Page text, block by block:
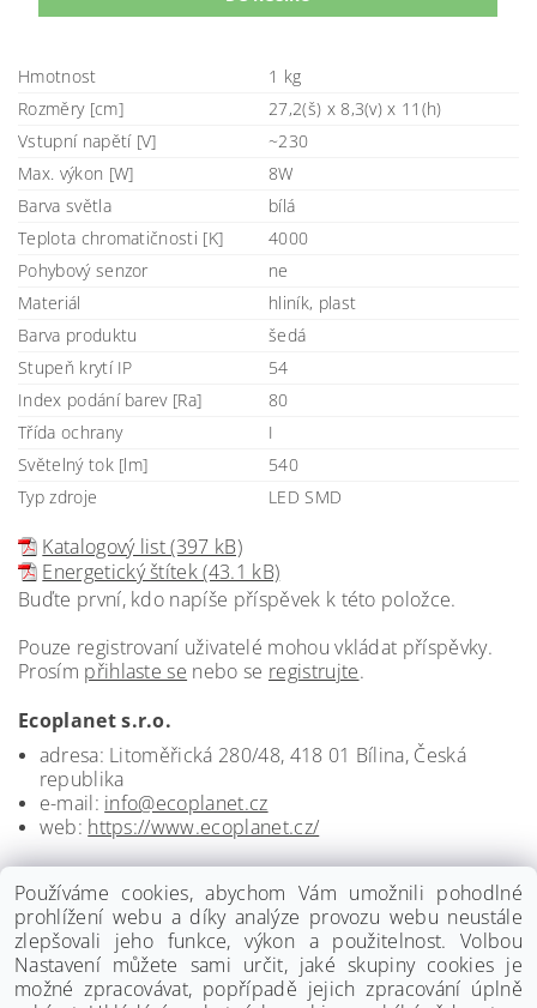
Hmotnost
1 kg
Rozměry [cm]
27,2(š) x 8,3(v) x 11(h)
Vstupní napětí [V]
~230
Max. výkon [W]
8W
Barva světla
bílá
Teplota chromatičnosti [K]
4000
Pohybový senzor
ne
Materiál
hliník, plast
Barva produktu
šedá
Stupeň krytí IP
54
Index podání barev [Ra]
80
Třída ochrany
I
Světelný tok [lm]
540
Typ zdroje
LED SMD
Katalogový list (397 kB)
Energetický štítek (43.1 kB)
Buďte první, kdo napíše příspěvek k této položce.
Pouze registrovaní uživatelé mohou vkládat příspěvky.
Prosím přihlaste se nebo se registrujte.
Ecoplanet s.r.o.
adresa: Litoměřická 280/48, 418 01 Bílina, Česká
republika
e-mail: info@ecoplanet.cz
web: https://www.ecoplanet.cz/
Používáme cookies, abychom Vám umožnili pohodlné
prohlížení webu a díky analýze provozu webu neustále
zlepšovali jeho funkce, výkon a použitelnost. Volbou
Nastavení můžete sami určit, jaké skupiny cookies je
možné zpracovávat, popřípadě jejich zpracování úplně